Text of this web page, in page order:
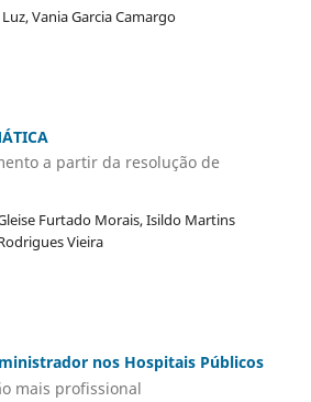
Vania Garcia Camargo
a partir da resolução de
Furtado Morais, Isildo Martins
Vieira
nos Hospitais Públicos
mais profissional